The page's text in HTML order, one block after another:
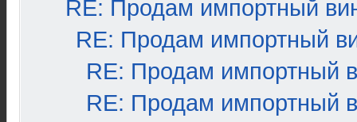
RE: Продам импортный
RE: Продам импортный
RE: Продам импортный
RE: Продам импортный